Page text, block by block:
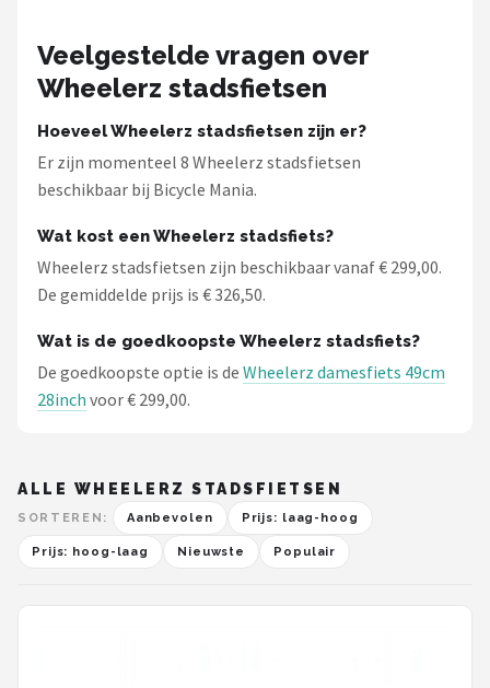
Veelgestelde vragen over
Wheelerz stadsfietsen
Hoeveel Wheelerz stadsfietsen zijn er?
Er zijn momenteel 8 Wheelerz stadsfietsen
beschikbaar bij Bicycle Mania.
Wat kost een Wheelerz stadsfiets?
Wheelerz stadsfietsen zijn beschikbaar vanaf € 299,00.
De gemiddelde prijs is € 326,50.
Wat is de goedkoopste Wheelerz stadsfiets?
De goedkoopste optie is de Wheelerz damesfiets 49cm
28inch voor € 299,00.
ALLE WHEELERZ STADSFIETSEN
SORTEREN: Aanbevolen Prijs: laag-hoog
Prijs: hoog-laag Nieuwste Populair